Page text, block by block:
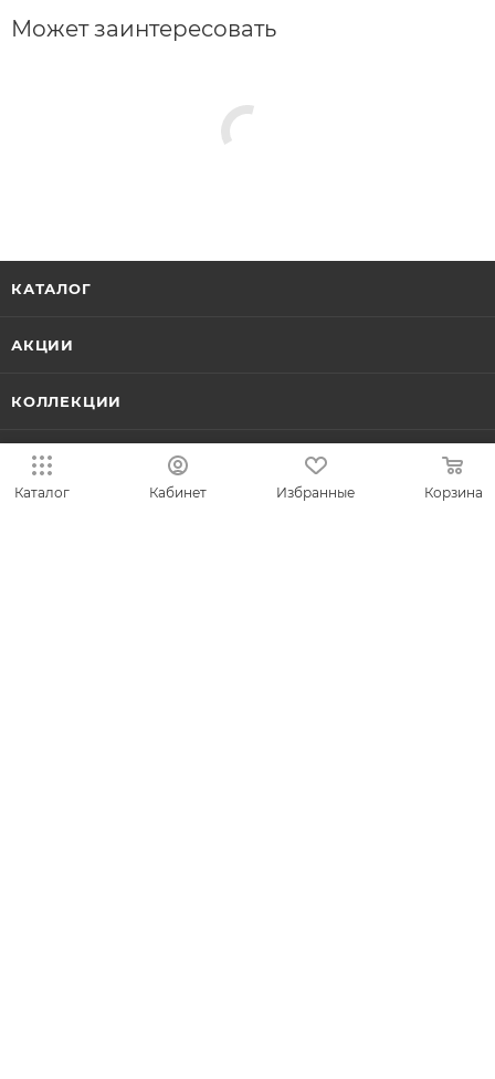
Может заинтересовать
КАТАЛОГ
АКЦИИ
КОЛЛЕКЦИИ
НОВИНКИ
Каталог Кабинет Избранные Корзина